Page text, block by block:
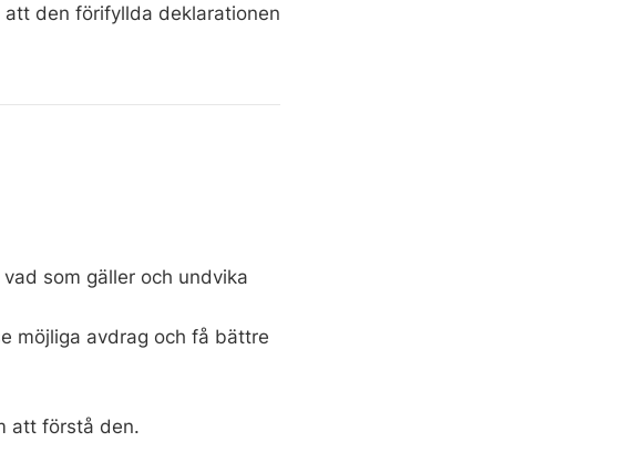
att den förifyllda deklarationen
som gäller och undvika
möjliga avdrag och få bättre
att förstå den.